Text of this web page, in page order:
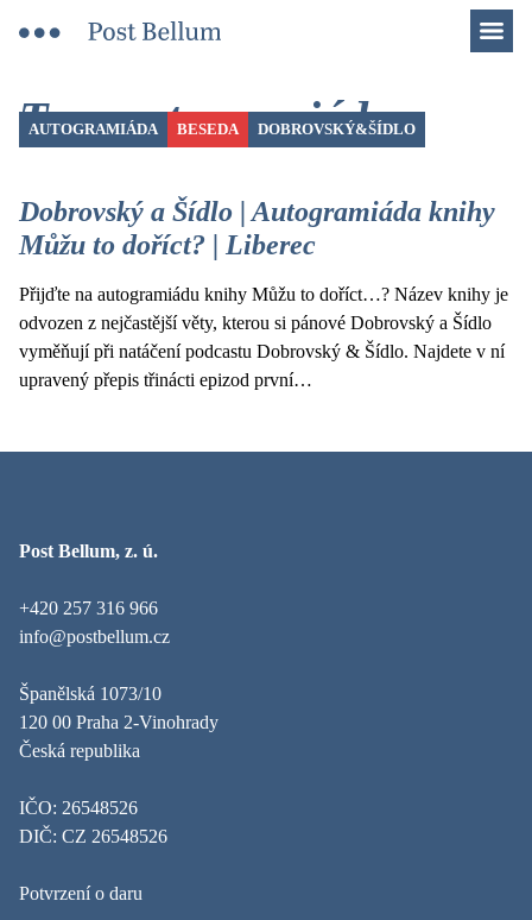
Tag: autogramiáda
AUTOGRAMIÁDA BESEDA DOBROVSKÝ&ŠÍDLO
Dobrovský a Šídlo | Autogramiáda knihy
Můžu to doříct? | Liberec
Přijďte na autogramiádu knihy Můžu to doříct…? Název knihy je
odvozen z nejčastější věty, kterou si pánové Dobrovský a Šídlo
vyměňují při natáčení podcastu Dobrovský & Šídlo. Najdete v ní
upravený přepis třinácti epizod první…
Post Bellum, z. ú.
+420 257 316 966
info@postbellum.cz
Španělská 1073/10
120 00 Praha 2-Vinohrady
Česká republika
IČO: 26548526
DIČ: CZ 26548526
Potvrzení o daru